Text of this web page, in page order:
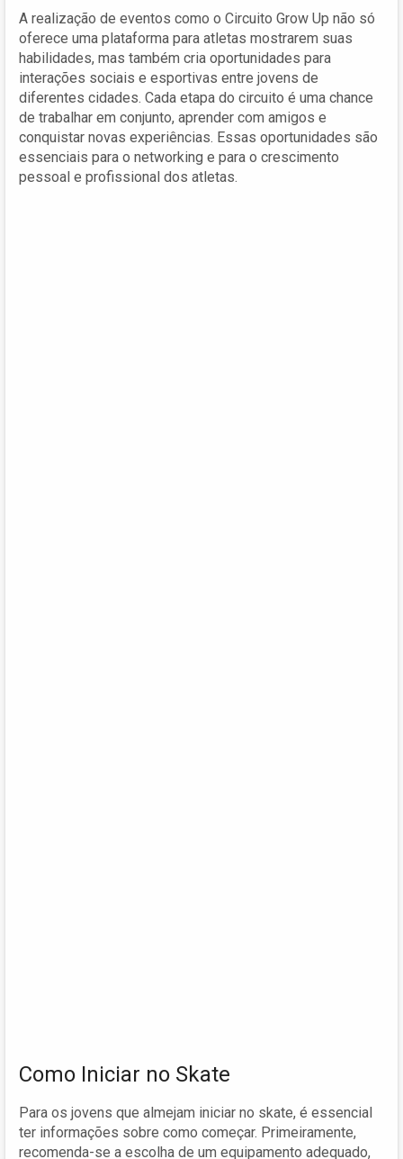
A realização de eventos como o Circuito Grow Up não só
oferece uma plataforma para atletas mostrarem suas
habilidades, mas também cria oportunidades para
interações sociais e esportivas entre jovens de
diferentes cidades. Cada etapa do circuito é uma chance
de trabalhar em conjunto, aprender com amigos e
conquistar novas experiências. Essas oportunidades são
essenciais para o networking e para o crescimento
pessoal e profissional dos atletas.
Como Iniciar no Skate
Para os jovens que almejam iniciar no skate, é essencial
ter informações sobre como começar. Primeiramente,
recomenda-se a escolha de um equipamento adequado,